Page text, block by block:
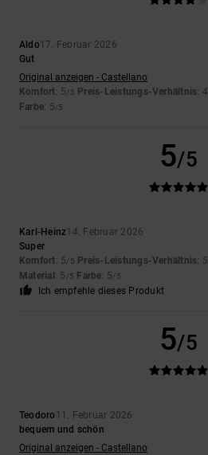
Aldo17. Februar 2026
Gut
Original anzeigen - Castellano
Komfort: 5/5 Preis-Leistungs-Verhältnis: 4
Farbe: 5/5
5/5
Karl-Heinz14. Februar 2026
Super
Komfort: 5/5 Preis-Leistungs-Verhältnis: 5
Material : 5 /5 Farbe: 5/5
Ich empfehle dieses Produkt
5/5
Teodoro11. Februar 2026
bequem und schön
Original anzeigen - Castellano